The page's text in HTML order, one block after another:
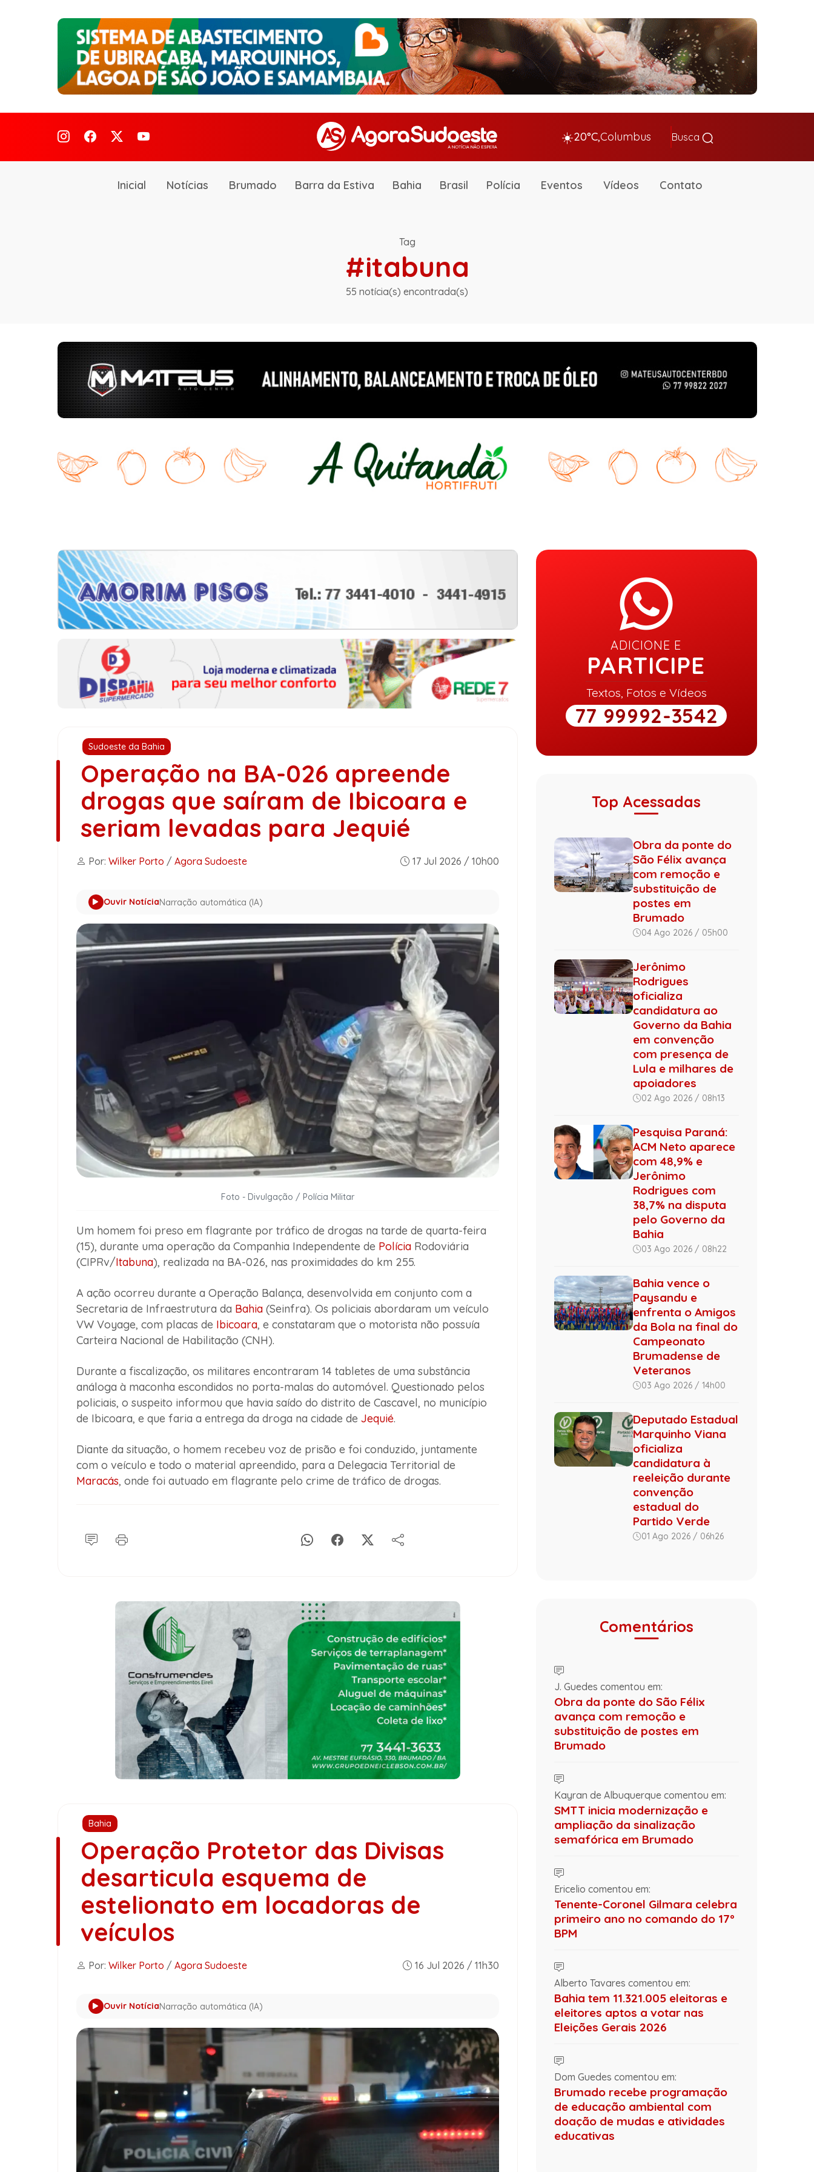
☀️20°C,Columbus Busca
Inicial Notícias Brumado Barra da Estiva Bahia Brasil Polícia Eventos Vídeos Contato
Tag
#itabuna
55 notícia(s) encontrada(s)
Sudoeste da Bahia
Operação na BA-026 apreende
drogas que saíram de Ibicoara e
seriam levadas para Jequié
Por: Wilker Porto / Agora Sudoeste 17 Jul 2026 / 10h00
Ouvir NotíciaNarração automática (IA)
Foto - Divulgação / Polícia Militar
Um homem foi preso em flagrante por tráfico de drogas na tarde de quarta-feira
(15), durante uma operação da Companhia Independente de PolíciaRodoviária
(CIPRv/Itabuna), realizada na BA-026, nas proximidades do km 255.
A ação ocorreu durante a Operação Balança, desenvolvida em conjunto com a
Secretaria de Infraestrutura da Bahia(Seinfra). Os policiais abordaram um veículo
VW Voyage, com placas de Ibicoara, e constataram que o motorista não possuía
Carteira Nacional de Habilitação (CNH).
Durante a fiscalização, os militares encontraram 14 tabletes de uma substância
análoga à maconha escondidos no porta-malas do automóvel. Questionado pelos
policiais, o suspeito informou que havia saído do distrito de Cascavel, no município
de Ibicoara, e que faria a entrega da droga na cidade de Jequié.
Diante da situação, o homem recebeu voz de prisão e foi conduzido, juntamente
com o veículo e todo o material apreendido, para a Delegacia Territorial de
Maracás, onde foi autuado em flagrante pelo crime de tráfico de drogas.
Bahia
Operação Protetor das Divisas
desarticula esquema de
estelionato em locadoras de
veículos
Por: Wilker Porto / Agora Sudoeste 16 Jul 2026 / 11h30
Ouvir NotíciaNarração automática (IA)
ADICIONE E
PARTICIPE
Textos, Fotos e Vídeos
77 99992-3542
Top Acessadas
Obra da ponte do
São Félix avança
com remoção e
substituição de
postes em
Brumado
04 Ago 2026 / 05h00
Jerônimo
Rodrigues
oficializa
candidatura ao
Governo da Bahia
em convenção
com presença de
Lula e milhares de
apoiadores
02 Ago 2026 / 08h13
Pesquisa Paraná:
ACM Neto aparece
com 48,9% e
Jerônimo
Rodrigues com
38,7% na disputa
pelo Governo da
Bahia
03 Ago 2026 / 08h22
Bahia vence o
Paysandu e
enfrenta o Amigos
da Bola na final do
Campeonato
Brumadense de
Veteranos
03 Ago 2026 / 14h00
Deputado Estadual
Marquinho Viana
oficializa
candidatura à
reeleição durante
convenção
estadual do
Partido Verde
01 Ago 2026 / 06h26
Comentários
J. Guedes comentou em:
Obra da ponte do São Félix
avança com remoção e
substituição de postes em
Brumado
Kayran de Albuquerque comentou em:
SMTT inicia modernização e
ampliação da sinalização
semafórica em Brumado
Ericelio comentou em:
Tenente-Coronel Gilmara celebra
primeiro ano no comando do 17º
BPM
Alberto Tavares comentou em:
Bahia tem 11.321.005 eleitoras e
eleitores aptos a votar nas
Eleições Gerais 2026
Dom Guedes comentou em:
Brumado recebe programação
de educação ambiental com
doação de mudas e atividades
educativas